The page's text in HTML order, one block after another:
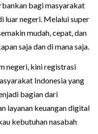
bagi masyarakat
luar negeri. Melalui super
mudah, cepat, dan
saja dan di mana saja.
negeri, kini registrasi
Indonesia yang
bagian dari
layanan keuangan digital
kebutuhan nasabah